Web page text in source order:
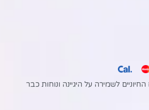
לשמירה על היגיינה ונוחות כבר